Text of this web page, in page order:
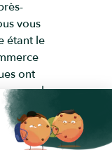
vous
étant le
ont
grandes
de
street